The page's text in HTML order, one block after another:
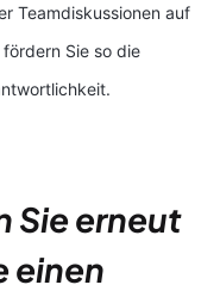
Teamdiskussionen auf
Sie so die
Sie erneut
einen